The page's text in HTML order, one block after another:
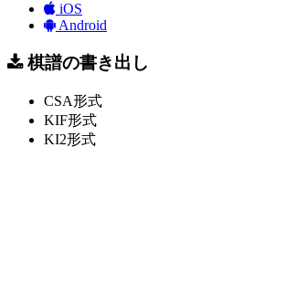
iOS
Android
棋譜の書き出し
CSA形式
KIF形式
KI2形式